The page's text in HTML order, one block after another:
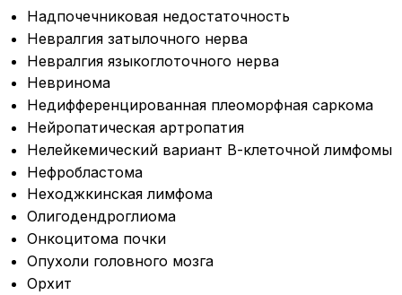
Надпочечниковая недостаточность
Невралгия затылочного нерва
Невралгия языкоглоточного нерва
Невринома
Недифференцированная плеоморфная саркома
Нейропатическая артропатия
Нелейкемический вариант В-клеточной лимфомы
Нефробластома
Неходжкинская лимфома
Олигодендроглиома
Онкоцитома почки
Опухоли головного мозга
Орхит